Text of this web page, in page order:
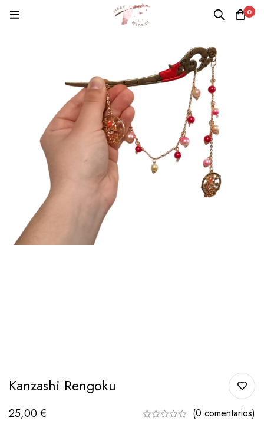
0
K Shonen Kanzashi Rengoku
Kanzashi Rengoku
25,00€ (0 comentarios)